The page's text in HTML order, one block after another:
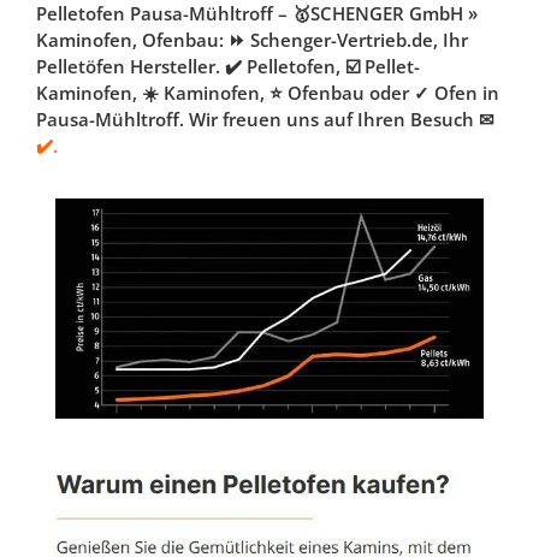
Pelletofen Pausa-Mühltroff – 🥇SCHENGER GmbH »
Kaminofen, Ofenbau: ⏩ Schenger-Vertrieb.de, Ihr
Pelletöfen Hersteller. ✔️ Pelletofen, ☑️ Pellet-
Kaminofen, ☀️ Kaminofen, ⭐ Ofenbau oder ✓ Ofen in
Pausa-Mühltroff. Wir freuen uns auf Ihren Besuch ✉
✔️.